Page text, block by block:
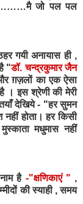
जो पल पल
गयी अनायास ही ,
"डॉ. चन्द्रकुमार जैन
ग़ज़लों का एक ऐसा
। इस श्रेणी की मेरी
देखिये - "हर सुमन
होता। हर किसी
मधुमास नहीं
है -"क्षणिकाएं " ,
की स्याही , समय